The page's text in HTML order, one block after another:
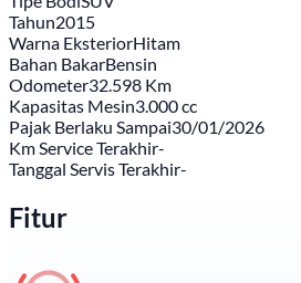
Tahun2015
Warna EksteriorHitam
Bahan BakarBensin
Odometer32.598 Km
Kapasitas Mesin3.000 cc
Pajak Berlaku Sampai30/01/2026
Km Service Terakhir-
Tanggal Servis Terakhir-
Fitur